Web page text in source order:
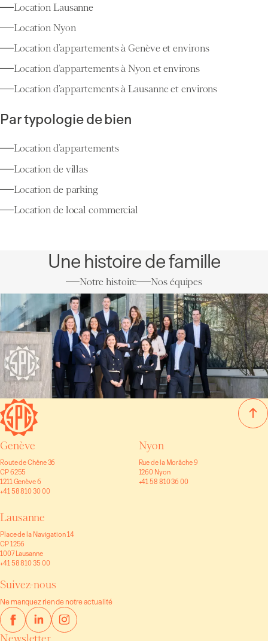
Location Lausanne
Location Nyon
Location d’appartements à Genève et environs
Location d’appartements à Nyon et environs
Location d’appartements à Lausanne et environs
Par typologie de bien
Location d’appartements
Location de villas
Location de parking
Location de local commercial
Une histoire de famille
Notre histoire Nos équipes
Genève
Route de Chêne 36
CP 6255
1211 Genève 6
+41 58 810 30 00
Nyon
Rue de la Morâche 9
1260 Nyon
+41 58 810 36 00
Lausanne
Place de la Navigation 14
CP 1256
1007 Lausanne
+41 58 810 35 00
Suivez-nous
Ne manquez rien de notre actualité